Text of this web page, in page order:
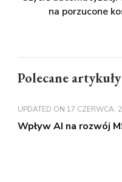
na porzucone
Polecane artykuły
UPDATED ON 17 CZERWCA,
Wpływ AI na rozwój